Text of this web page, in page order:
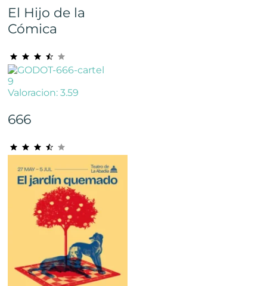
El Hijo de la
Cómica
9
Valoracion: 3.59
666